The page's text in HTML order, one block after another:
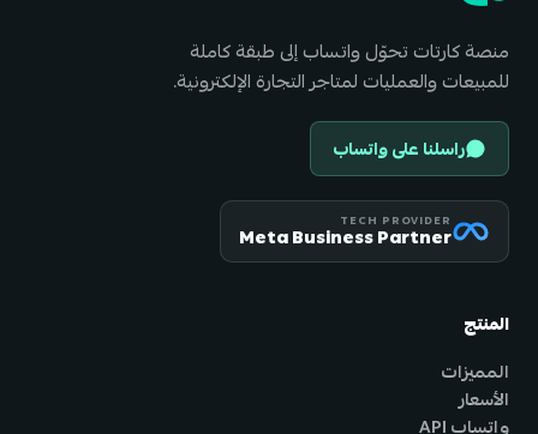
منصة كارتات تحوّل واتساب إلى طبقة كاملة
للمبيعات والعمليات لمتاجر التجارة الإلكترونية.
راسلنا على واتساب
TECH PROVIDER
Meta Business Partner
المنتج
المميزات
الأسعار
واتساب API